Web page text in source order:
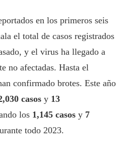
en los primeros seis
el total de casos registrados
y el virus ha llegado a
no afectadas. Hasta el
confirmado brotes. Este año
casos y 13
los 1,145 casos y 7
todo 2023.